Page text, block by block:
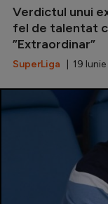
Verdictul unui
fel de talentat
”Extraordinar”
SuperLiga | 19